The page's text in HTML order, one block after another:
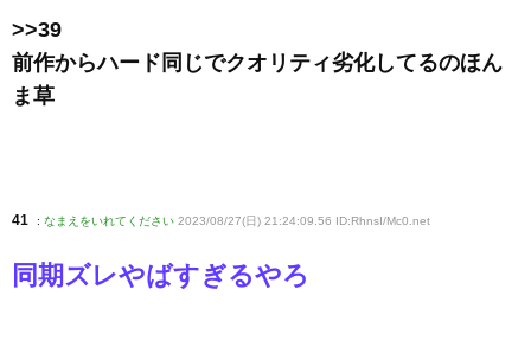
>>39
前作からハード同じでクオリティ劣化してるのほん
ま草
41 : なまえをいれてください 2023/08/27(日) 21:24:09.56 ID:RhnsI/Mc0 .net
同期ズレやばすぎるやろ